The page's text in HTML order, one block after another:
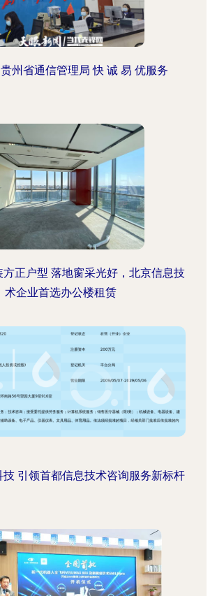
州省通信管理局 快 诚 易 优服务
正户型 落地窗采光好，北京信息技
术企业首选办公楼租赁
引领首都信息技术咨询服务新标杆